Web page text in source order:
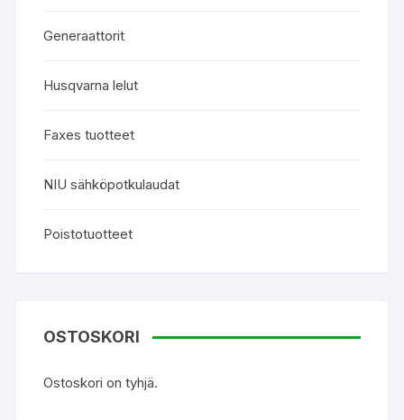
Generaattorit
Husqvarna lelut
Faxes tuotteet
NIU sähköpotkulaudat
Poistotuotteet
OSTOSKORI
Ostoskori on tyhjä.